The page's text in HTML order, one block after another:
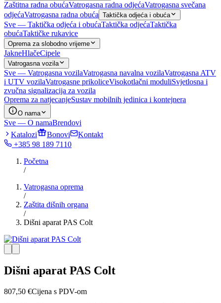
Zaštitna radna obućaVatrogasna radna odjećaVatrogasna svečana
odjećaVatrogasna radna obuća Taktička odjeća i obuća
Sve — Taktička odjeća i obućaTaktička odjećaTaktička
obućaTaktičke rukavice
Oprema za slobodno vrijeme
JakneHlačeCipele
Vatrogasna vozila
Sve — Vatrogasna vozilaVatrogasna navalna vozilaVatrogasna ATV
i UTV vozilaVatrogasne prikoliceVisokotlačni moduliSvjetlosna i
zvučna signalizacija za vozila
Oprema za natjecanjeSustav mobilnih jedinica i kontejnera
O nama
Sve — O namaBrendovi
Katalozi
Bonovi
Kontakt
+385 98 189 7110
Početna
/
Vatrogasna oprema
/
Zaštita dišnih organa
/
Dišni aparat PAS Colt
Dišni aparat PAS Colt
807,50 €Cijena s PDV-om